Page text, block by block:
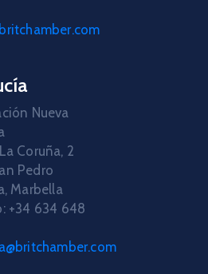
Nueva
Coruña, 2
Pedro
Marbella
+34 634 648